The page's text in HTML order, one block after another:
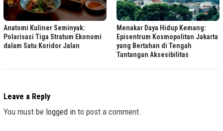
Anatomi Kuliner Seminyak:
Polarisasi Tiga Stratum Ekonomi
dalam Satu Koridor Jalan
Menakar Daya Hidup Kemang:
Episentrum Kosmopolitan Jakarta
yang Bertahan di Tengah
Tantangan Aksesibilitas
Leave a Reply
You must be logged in to post a comment.